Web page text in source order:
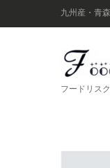
九州産・青
フードリス